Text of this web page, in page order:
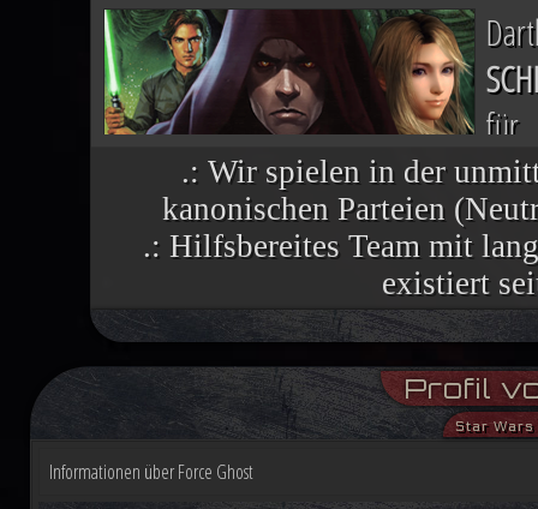
für
finsteren Helfers verbreiten sich
vielen Welten, die einst dem
Im Lichte ihres Sieges ruft die
aufständische Welten nutzen die
Demokratiebewegung an. Während
.: Wir spielen in der
kanonischen Parteien
.: Hilfsbereites Team mit
existiert
Profil
Star
Informationen über Force Ghost